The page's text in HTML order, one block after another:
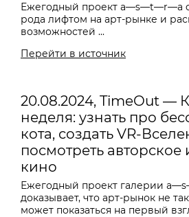
Ежегодный проект a—s—t—r—a
рода лифтом на арт-рынке и
возможностей ...
Перейти в источник
20.08.2024, TimeOut —
неделя: узнать про
кота, создать VR-
посмотреть
кино
Ежегодный проект галерии
доказывает, что арт-рынок не
может показаться на первый